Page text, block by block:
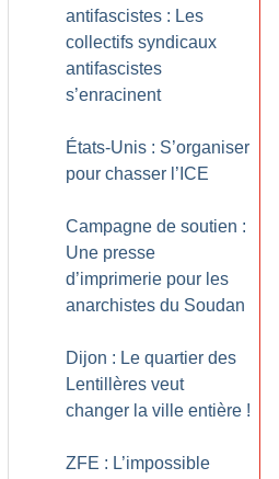
antifascistes : Les
collectifs syndicaux
antifascistes
s’enracinent
États-Unis : S’organiser
pour chasser l’ICE
Campagne de soutien :
Une presse
d’imprimerie pour les
anarchistes du Soudan
Dijon : Le quartier des
Lentillères veut
changer la ville entière !
ZFE : L’impossible